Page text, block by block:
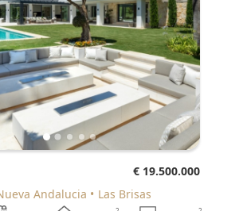
€ 19.500.000
Andalucia Las Brisas